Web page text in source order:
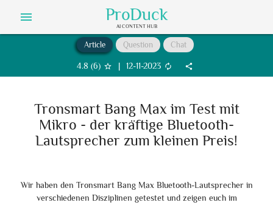
menu ProDuck
AI CONTENT HUB
Article Question Chat
4.8 (6) star_border | 12-11-2023 autorenew share
Tronsmart Bang Max im Test mit
Mikro - der kräftige Bluetooth-
Lautsprecher zum kleinen Preis!
Wir haben den Tronsmart Bang Max Bluetooth-Lautsprecher in
verschiedenen Disziplinen getestet und zeigen euch im